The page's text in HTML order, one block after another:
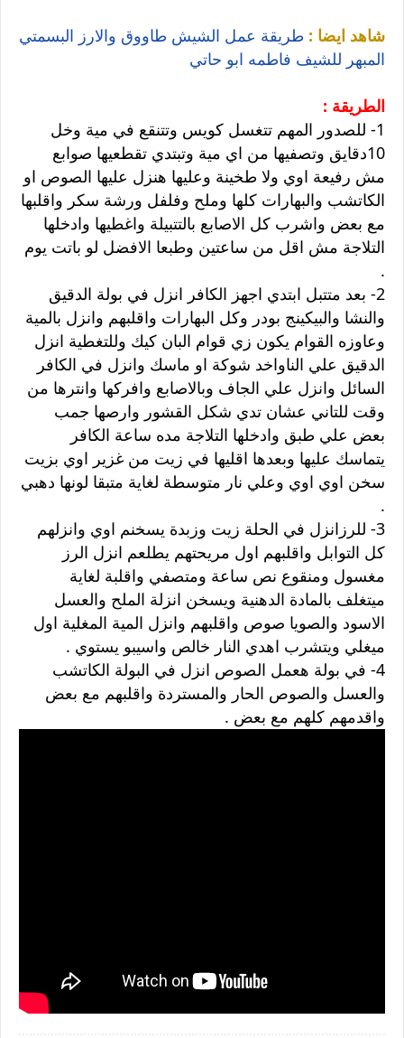
شاهد ايضا : طريقة عمل الشيش طاووق والارز البسمتي
المبهر للشيف فاطمه ابو حاتي
الطريقة :
1- للصدور المهم تتغسل كويس وتتنقع في مية وخل
10دقايق وتصفيها من اي مية وتبتدي تقطعيها صوابع
مش رفيعة اوي ولا طخينة وعليها هنزل عليها الصوص او
الكاتشب والبهارات كلها وملح وفلفل ورشة سكر واقلبها
مع بعض واشرب كل الاصابع بالتتبيلة واغطيها وادخلها
التلاجة مش اقل من ساعتين وطبعا الافضل لو باتت يوم
.
2- بعد متتبل ابتدي اجهز الكافر انزل في بولة الدقيق
والنشا والبيكينج بودر وكل البهارات واقلبهم وانزل بالمية
وعاوزه القوام يكون زي قوام البان كيك وللتغطية انزل
الدقيق علي الناواخد شوكة او ماسك وانزل في الكافر
السائل وانزل علي الجاف وبالاصابع وافركها وانترها من
وقت للتاني عشان تدي شكل القشور وارصها جمب
بعض علي طبق وادخلها التلاجة مده ساعة الكافر
يتماسك عليها وبعدها اقليها في زيت من غزير اوي بزيت
سخن اوي اوي وعلي نار متوسطة لغاية متبقا لونها دهبي
.
3- للرزانزل في الحلة زيت وزبدة يسخنم اوي وانزلهم
كل التوابل واقلبهم اول مريحتهم يطلعم انزل الرز
مغسول ومنقوع نص ساعة ومتصفي واقلبة لغاية
ميتغلف بالمادة الدهنية ويسخن انزلة الملح والعسل
الاسود والصويا صوص واقلبهم وانزل المية المغلية اول
ميغلي ويتشرب اهدي النار خالص واسيبو يستوي .
4- في بولة هعمل الصوص انزل في البولة الكاتشب
والعسل والصوص الحار والمستردة واقلبهم مع بعض
واقدمهم كلهم مع بعض .